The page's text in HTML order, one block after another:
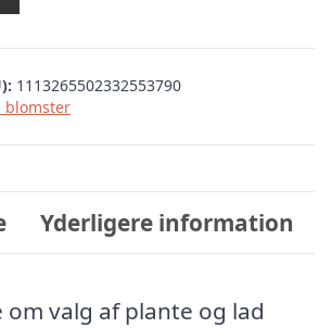
1113265502332553790
blomster
Yderligere information
om valg af plante og lad